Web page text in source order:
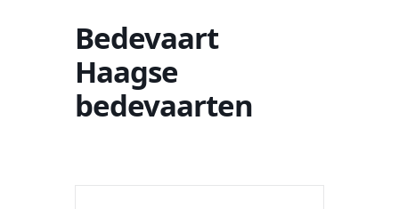
Bedevaart
Haagse
bedevaarten